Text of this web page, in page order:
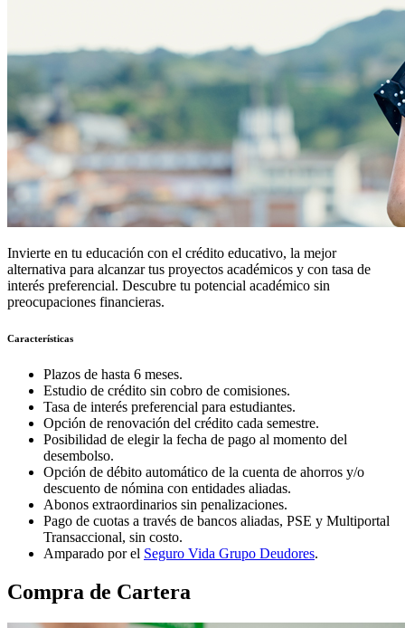
Invierte en tu educación con el crédito educativo, la mejor
alternativa para alcanzar tus proyectos académicos y con tasa de
interés preferencial. Descubre tu potencial académico sin
preocupaciones financieras.
Características
Plazos de hasta 6 meses.
Estudio de crédito sin cobro de comisiones.
Tasa de interés preferencial para estudiantes.
Opción de renovación del crédito cada semestre.
Posibilidad de elegir la fecha de pago al momento del
desembolso.
Opción de débito automático de la cuenta de ahorros y/o
descuento de nómina con entidades aliadas.
Abonos extraordinarios sin penalizaciones.
Pago de cuotas a través de bancos aliadas, PSE y Multiportal
Transaccional, sin costo.
Amparado por el Seguro Vida Grupo Deudores.
Compra de Cartera